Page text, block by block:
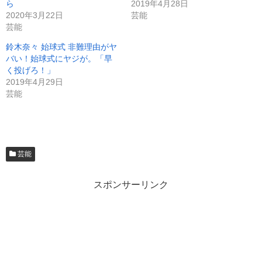
ら
2020年3月22日
芸能
2019年4月28日
芸能
鈴木奈々 始球式 非難理由がヤ
バい！始球式にヤジが。「早
く投げろ！」
2019年4月29日
芸能
芸能
スポンサーリンク